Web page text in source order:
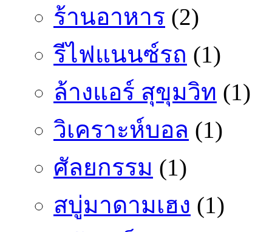
ร้านอาหาร (2)
รีไฟแนนซ์รถ (1)
ล้างแอร์ สุขุมวิท (1)
วิเคราะห์บอล (1)
ศัลยกรรม (1)
สบู่มาดามเฮง (1)